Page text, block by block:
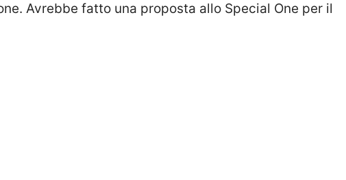
Avrebbe fatto una proposta allo Special One per il